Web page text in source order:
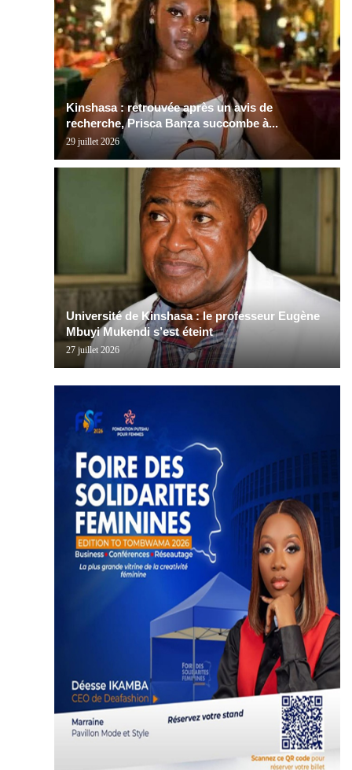
Kinshasa : retrouvée après un avis de
recherche, Prisca Banza succombe à...
29 juillet 2026
Université de Kinshasa : le professeur Eugène
Mbuyi Mukendi s’est éteint
27 juillet 2026